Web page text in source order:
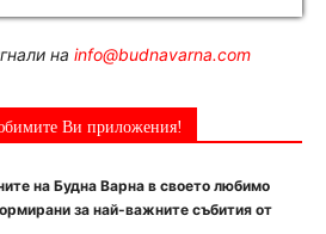
на info@budnavarna.com
Ви приложения!
на Будна Варна в своето любимо
за най-важните събития от